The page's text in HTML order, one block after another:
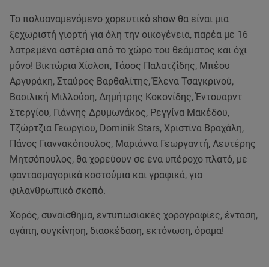
Το πολυαναμενόμενο χορευτικό show θα είναι μια
ξεχωριστή γιορτή για όλη την οικογένεια, παρέα με 16
λατρεμένα αστέρια από το χώρο του θεάματος και όχι
μόνο! Βικτώρια Χίσλοπ, Τάσος Παλατζίδης, Μπέσυ
Αργυράκη, Σταύρος Βαρθαλίτης, Έλενα Τσαγκρινού,
Βασιλική Μιλλούση, Δημήτρης Κοκονίδης, Έντουαρντ
Στεργίου, Γιάννης Δρυμωνάκος, Ρεγγίνα Μακέδου,
Τζώρτζια Γεωργίου, Dominik Stars, Χριστίνα Βραχάλη,
Πάνος Γιαννακόπουλος, Μαριάννα Γεωργαντή, Λευτέρης
Μητσόπουλος, θα χορεύουν σε ένα υπέροχο πλατό, με
φαντασμαγορικά κοστούμια και γραφικά, για
φιλανθρωπικό σκοπό.
Χορός, συναίσθημα, εντυπωσιακές χορογραφίες, ένταση,
αγάπη, συγκίνηση, διασκέδαση, εκτόνωση, όραμα!